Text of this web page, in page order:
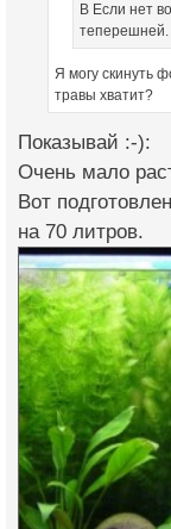
В Если нет
теперешней.
Я могу скинуть
травы хватит?
Показывай :-):
Очень мало
Вот
на 70 литров.